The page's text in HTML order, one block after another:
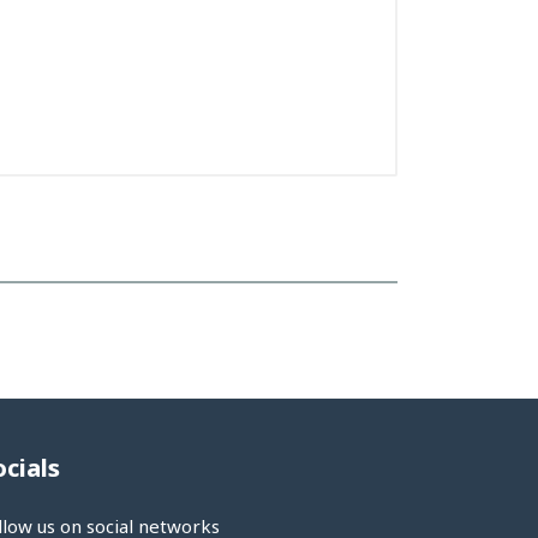
us on social networks